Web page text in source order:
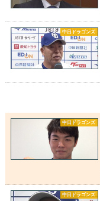
中日ドラゴンズ
中日ドラゴンズ
中日ドラゴンズ